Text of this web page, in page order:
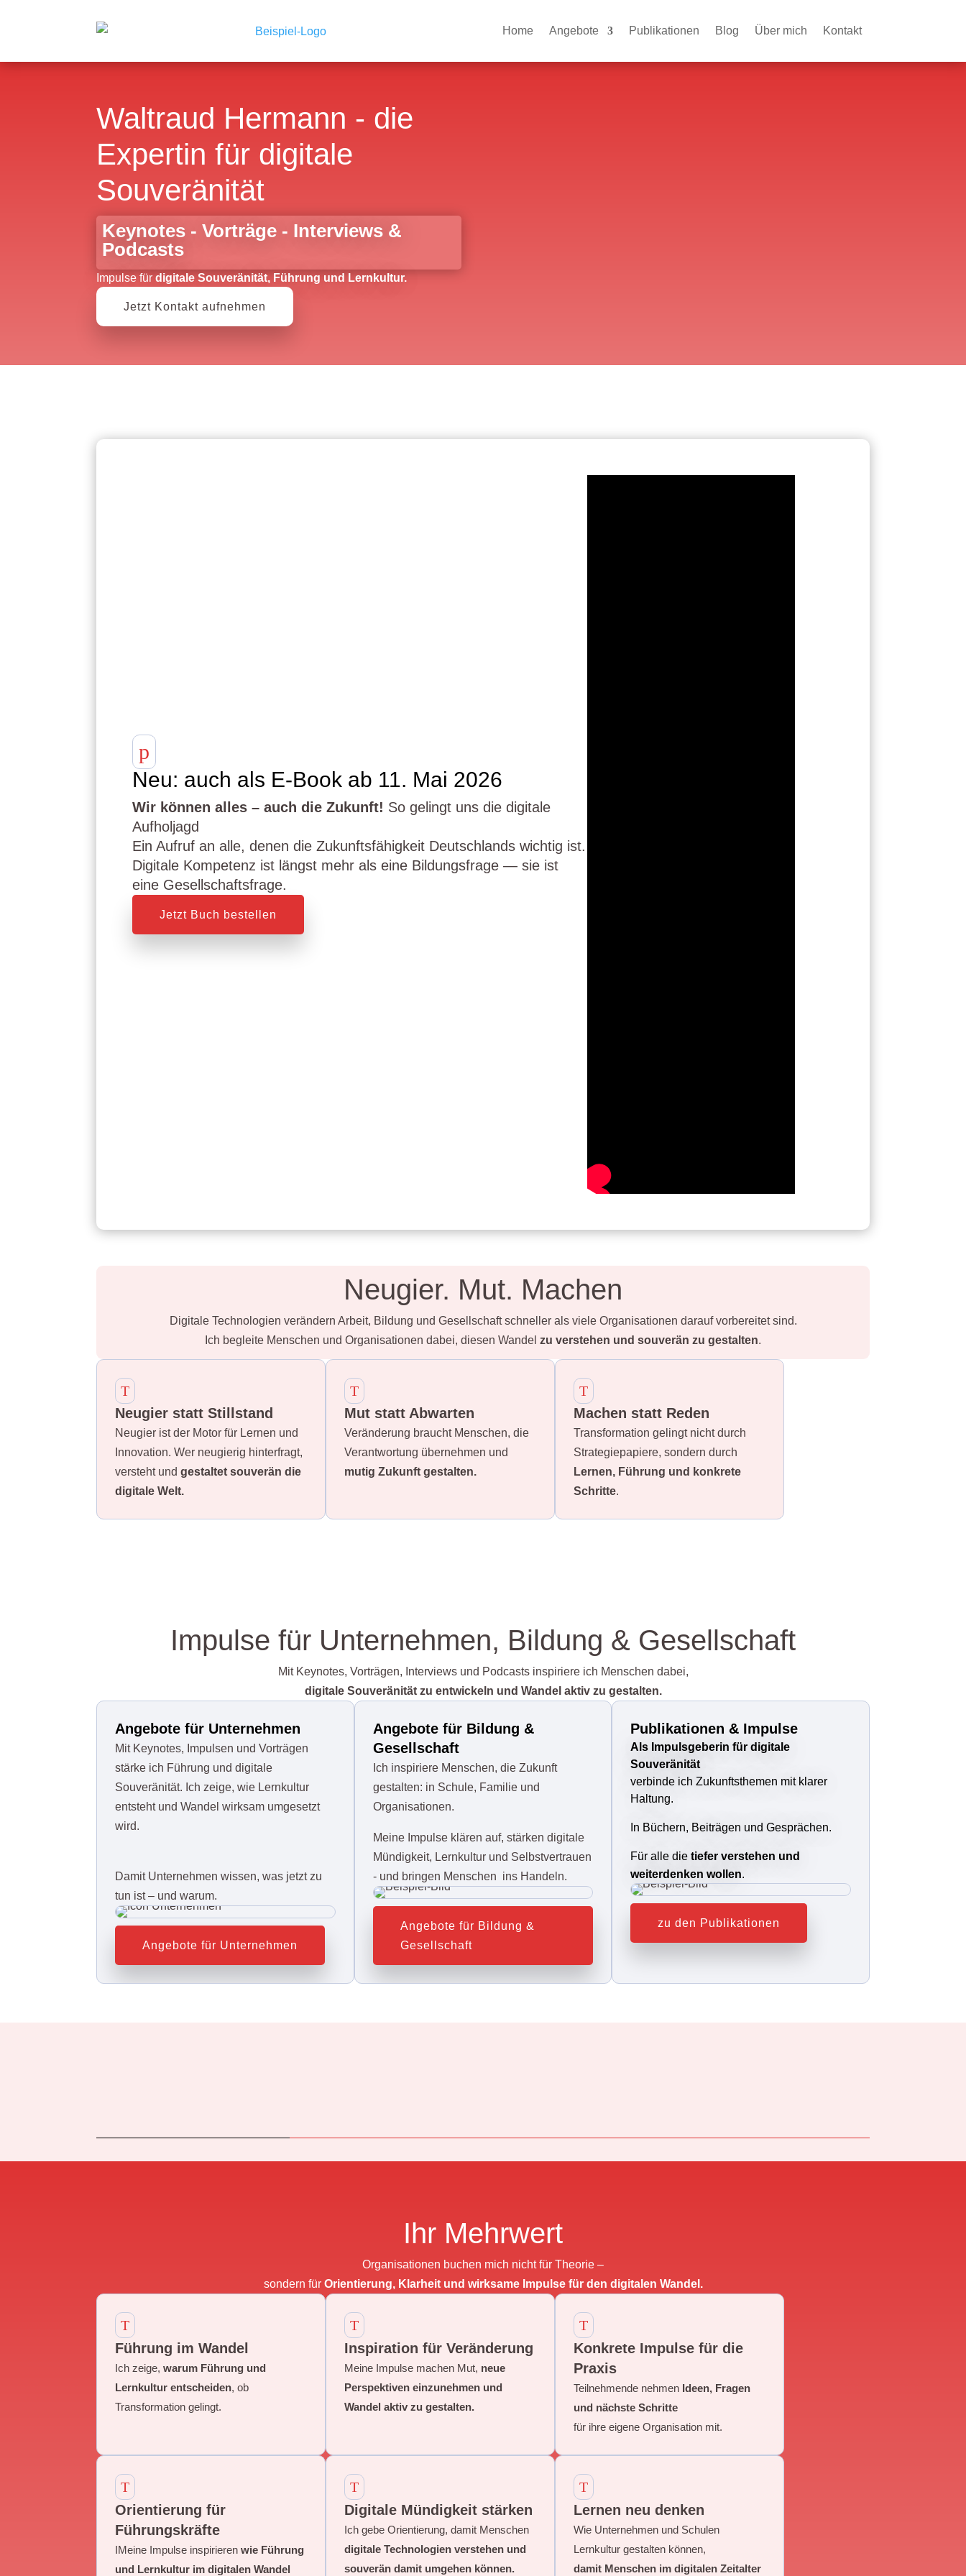
Home Angebote Publikationen Blog Über mich Kontakt
Waltraud Hermann - die
Expertin für digitale
Souveränität
Keynotes - Vorträge - Interviews &
Podcasts
Impulse fürdigitale Souveränität, Führung und Lernkultur.
Jetzt Kontakt aufnehmen
p
Neu: auch als E-Book ab 11. Mai 2026
Wir können alles – auch die Zukunft! So gelingt uns die digitale
Aufholjagd
Ein Aufruf an alle, denen die Zukunftsfähigkeit Deutschlands wichtig ist.
Digitale Kompetenz ist längst mehr als eine Bildungsfrage — sie ist
eine Gesellschaftsfrage.
Jetzt Buch bestellen
Neugier. Mut. Machen
Digitale Technologien verändern Arbeit, Bildung und Gesellschaft schneller als viele Organisationen darauf vorbereitet sind.
Ich begleite Menschen und Organisationen dabei, diesen Wandel zu verstehen und souverän zu gestalten.
T
Neugier statt Stillstand
Neugier ist der Motor für Lernen und
Innovation. Wer neugierig hinterfragt,
versteht undgestaltet souverän die
digitale Welt.
T
Mut statt Abwarten
Veränderung braucht Menschen, die
Verantwortung übernehmen und
mutig Zukunft gestalten.
T
Machen statt Reden
Transformation gelingt nicht durch
Strategiepapiere, sondern durch
Lernen, Führung und konkrete
Schritte.
Impulse für Unternehmen, Bildung & Gesellschaft
Mit Keynotes, Vorträgen, Interviews und Podcasts inspiriere ich Menschen dabei,
digitale Souveränität zu entwickeln und Wandel aktiv zu gestalten.
Angebote für Unternehmen
Mit Keynotes, Impulsen und Vorträgen
stärke ich Führung und digitale
Souveränität. Ich zeige, wie Lernkultur
entsteht und Wandel wirksam umgesetzt
wird.
Damit Unternehmen wissen, was jetzt zu
tun ist – und warum.
Angebote für Unternehmen
Angebote für Bildung &
Gesellschaft
Ich inspiriere Menschen, die Zukunft
gestalten: in Schule, Familie und
Organisationen.
Meine Impulse klären auf, stärken digitale
Mündigkeit, Lernkultur und Selbstvertrauen
- und bringen Menschen ins Handeln.
Angebote für Bildung &
Gesellschaft
Publikationen & Impulse
Als Impulsgeberin für digitale
Souveränität
verbinde ich Zukunftsthemen mit klarer
Haltung.
In Büchern, Beiträgen und Gesprächen.
Für alle dietiefer verstehen und
weiterdenken wollen.
zu den Publikationen
Ihr Mehrwert
Organisationen buchen mich nicht für Theorie –
sondern für Orientierung, Klarheit und wirksame Impulse für den digitalen Wandel.
T
Führung im Wandel
Ich zeige,warum Führung und
Lernkultur entscheiden, ob
Transformation gelingt.
T
Inspiration für Veränderung
Meine Impulse machen Mut, neue
Perspektiven einzunehmen und
Wandel aktiv zu gestalten.
T
Konkrete Impulse für die
Praxis
Teilnehmende nehmen Ideen, Fragen
und nächste Schritte
für ihre eigene Organisation mit.
T
Orientierung für
Führungskräfte
IMeine Impulse inspirierenwie Führung
und Lernkultur im digitalen Wandel
T
Digitale Mündigkeit stärken
Ich gebe Orientierung, damit Menschen
digitale Technologien verstehen und
souverän damit umgehen können.
T
Lernen neu denken
Wie Unternehmen und Schulen
Lernkultur gestalten können,
damit Menschen im digitalen Zeitalter